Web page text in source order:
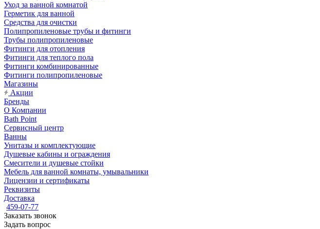
Уход за ванной комнатой
Герметик для ванной
Средства для очистки
Полипропиленовые трубы и фитинги
Трубы полипропиленовые
Фитинги для отопления
Фитинги для теплого пола
Фитинги комбинированные
Фитинги полипропиленовые
Магазины
Акции
Бренды
О Компании
Bath Point
Сервисный центр
Ванны
Унитазы и комплектующие
Душевые кабины и ограждения
Смесители и душевые стойки
Мебель для ванной комнаты, умывальники
Лицензии и сертификаты
Реквизиты
Доставка
459-07-77
Заказать звонок
Задать вопрос